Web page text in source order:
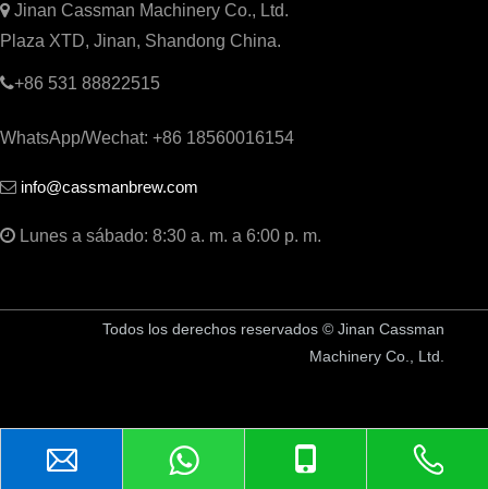
 Jinan Cassman Machinery Co., Ltd.
Plaza XTD, Jinan, Shandong China.
+86 531 88822515
WhatsApp/Wechat: +86 18560016154
 info@cassmanbrew.com
 Lunes a sábado: 8:30 a. m. a 6:00 p. m.
Todos los derechos reservados © Jinan Cassman
Machinery Co., Ltd.